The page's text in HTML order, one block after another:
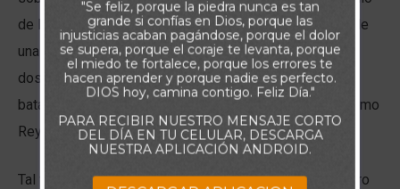
de las tinieblas. Esto significa que nacimos en medio de
una guerra espiritual, atrapados en la lucha entre estos
dos poderes. Aunque no siempre podamos verla, esta
batalla es real y continuará hasta que Cristo regrese como
Rey de reyes y Señor de señores.
Tal vez no percibas este conflicto en tu propia vida, pero
"Se feliz, porque la piedra nunca es tan
grande si confías en Dios, porque las
injusticias acaban pagándose, porque el dolor
se supera, porque el coraje te levanta, porque
el miedo te fortalece, porque los errores te
hacen aprender y porque nadie es perfecto.
DIOS hoy, camina contigo. Feliz Día."
PARA RECIBIR NUESTRO MENSAJE CORTO
DEL DÍA EN TU CELULAR, DESCARGA
NUESTRA APLICACIÓN ANDROID.